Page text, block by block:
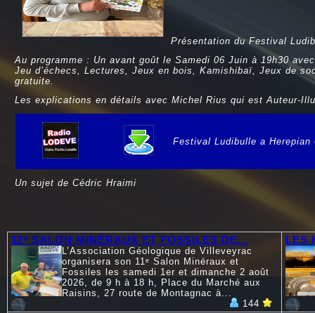
Présentation du Festival
Au programme : Un avant goût le Samedi 06 Juin à 19h30
Jeu d’échecs, Lectures, Jeux en bois, Kamishibaï, Jeux de
gratuite.
Les explications en détails avec Michel Rius qui est Auteur-
Festival Ludibulle a Herepian
Un sujet de Cédric Hraimi
11ᵉ SALON MINÉRAUX ET FOSSILES DE...
L’Association Géologique de Villeveyrac
organisera son 11ᵉ Salon Minéraux et
Fossiles les samedi 1er et dimanche 2 août
2026, de 9 h à 18 h, Place du Marché aux
Raisins, 27 route de Montagnac à...
144
LES